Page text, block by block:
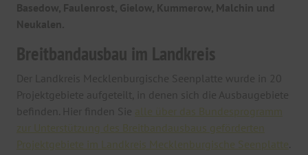
Basedow, Faulenrost, Gielow, Kummerow, Malchin und
Neukalen.
Breitbandausbau im Landkreis
Der Landkreis Mecklenburgische Seenplatte wurde in 20
Projektgebiete aufgeteilt, in denen sich die Ausbaugebiete
befinden. Hier finden Sie alle über das Bundesprogramm
zur Unterstützung des Breitbandausbaus geförderten
Projektgebiete im Landkreis Mecklenburgische Seenplatte